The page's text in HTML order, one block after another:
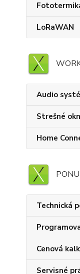
LoRaWAN
Audio
Strešné
Home
Technická
Cenová
Servisné